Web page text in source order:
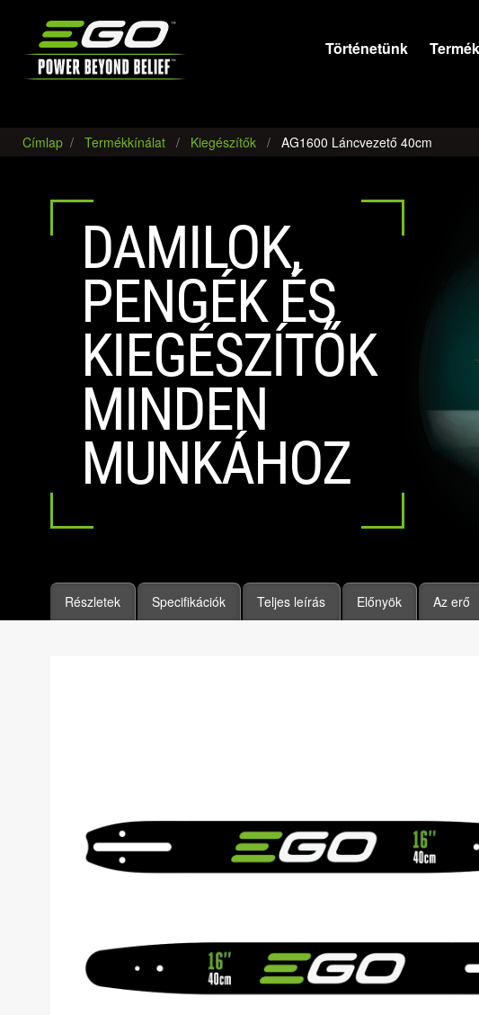
Történetünk
Címlap Termékkínálat Kiegészítők AG1600 Láncvezető 40cm
DAMILOK,
PENGÉK ÉS
KIEGÉSZÍTŐK
MINDEN
MUNKÁHOZ
Részletek Specifikációk Teljes leírás Előnyök Az erő